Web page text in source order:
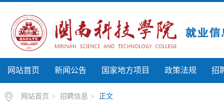
网站首页 新闻公告 国家地方项目 政策法规 招
网站首页 > 招聘信息 > 正文